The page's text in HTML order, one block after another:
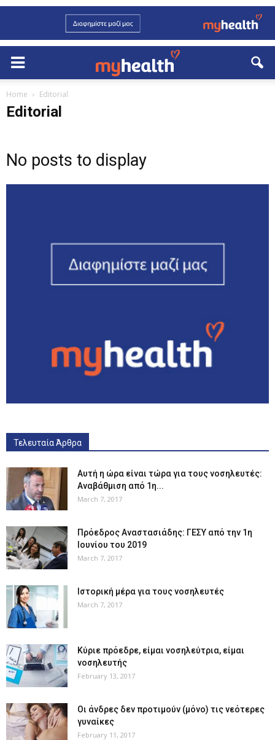
Home Editorial
Editorial
No posts to display
Τελευταία Άρθρα
Αυτή η ώρα είναι τώρα για τους νοσηλευτές:
Αναβάθμιση από 1η...
March 7, 2017
Πρόεδρος Αναστασιάδης: ΓΕΣΥ από την 1η
Ιουνίου του 2019
March 7, 2017
Ιστορική μέρα για τους νοσηλευτές
March 7, 2017
Κύριε πρόεδρε, είμαι νοσηλεύτρια, είμαι
νοσηλευτής
February 13, 2017
Οι άνδρες δεν προτιμούν (μόνο) τις νεότερες
γυναίκες
February 11, 2017